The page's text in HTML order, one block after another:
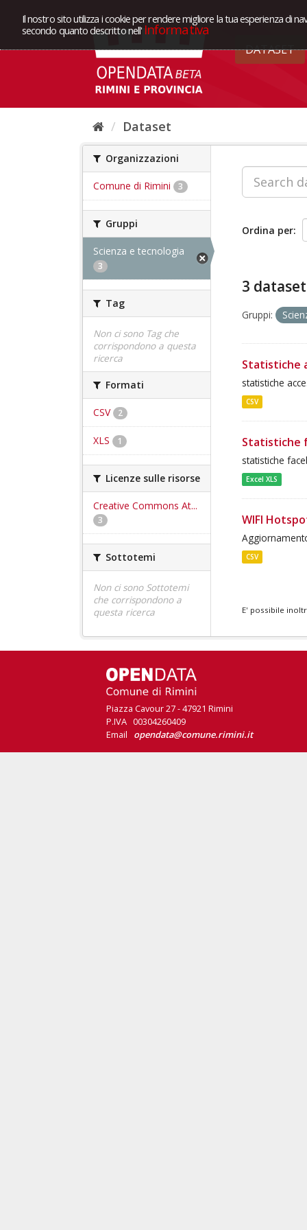
Il nostro sito utilizza i cookie per rendere migliore la tua esperienza di
secondo quanto descritto nell' Informativa
DATASET
Dataset
Organizzazioni
Comune di Rimini 3
Gruppi
Scienza e tecnologia
3
Tag
Non ci sono Tag che
corrispondono a questa
ricerca
Formati
CSV 2
XLS 1
Licenze sulle risorse
Creative Commons At...
3
Sottotemi
Non ci sono Sottotemi
che corrispondono a
questa ricerca
Ordina per
3
Gruppi:
Statistiche
statistiche
CSV
Statistiche
statistiche
Excel XLS
WIFI
CSV
E' possibile
Piazza Cavour 27 - 47921 Rimini
P.IVA 00304260409
Email opendata@comune.rimini.it